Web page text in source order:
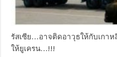
รัสเซีย…อาจติดอาวุธให้กับเกาห
ให้ยูเครน…!!!